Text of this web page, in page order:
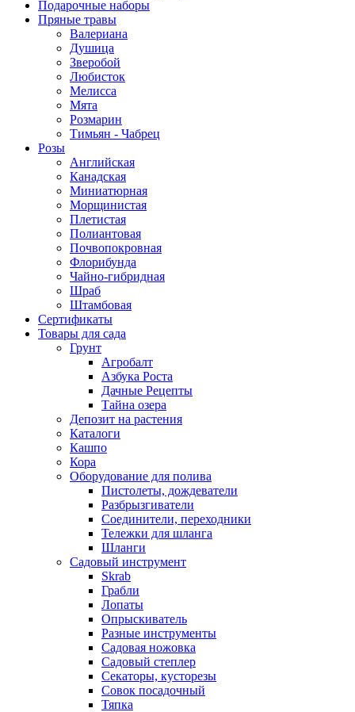
Подарочные наборы
Пряные травы
Валериана
Душица
Зверобой
Любисток
Мелисса
Мята
Розмарин
Тимьян - Чабрец
Розы
Английская
Канадская
Миниатюрная
Морщинистая
Плетистая
Полиантовая
Почвопокровная
Флорибунда
Чайно-гибридная
Шраб
Штамбовая
Сертификаты
Товары для сада
Грунт
Агробалт
Азбука Роста
Дачные Рецепты
Тайна озера
Депозит на растения
Каталоги
Кашпо
Кора
Оборудование для полива
Пистолеты, дождеватели
Разбрызгиватели
Соединители, переходники
Тележки для шланга
Шланги
Садовый инструмент
Skrab
Грабли
Лопаты
Опрыскиватель
Разные инструменты
Садовая ножовка
Садовый степлер
Секаторы, кусторезы
Совок посадочный
Тяпка